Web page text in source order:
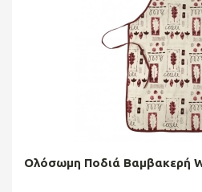
Ολόσωμη Ποδιά Βαμβακερή